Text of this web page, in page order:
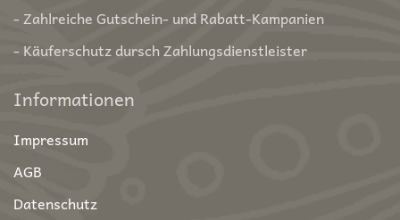
- Zahlreiche Gutschein- und Rabatt-Kampanien
- Käuferschutz dursch Zahlungsdienstleister
Informationen
Impressum
AGB
Datenschutz